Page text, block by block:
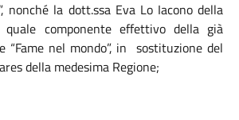
nonché la dott.ssa Eva Lo Iacono della
quale componente effettivo della già
“Fame nel mondo”, in sostituzione del
della medesima Regione;